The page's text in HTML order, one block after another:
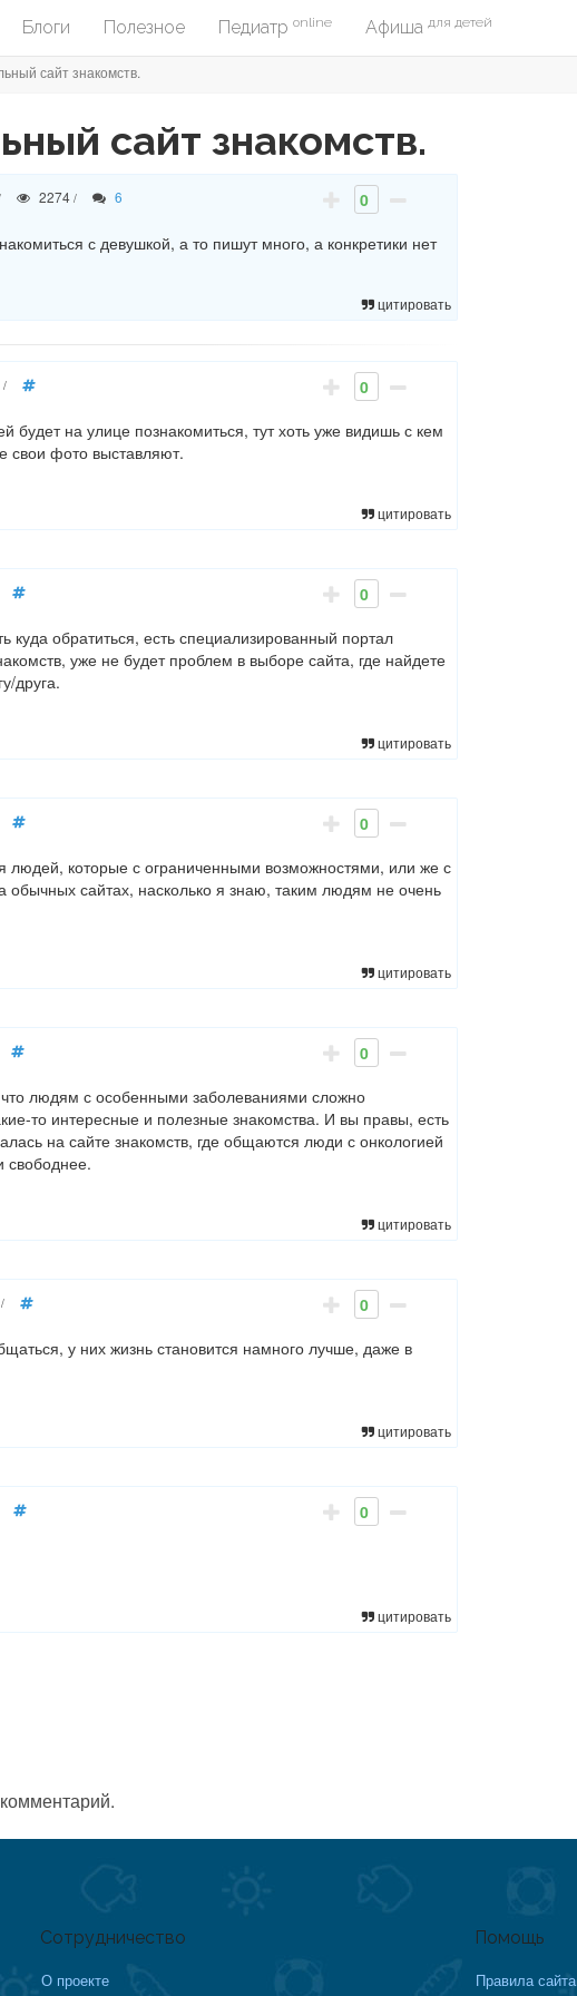
Блоги Полезное Педиатр online Афиша для детей
сайт знакомств.
сайт знакомств.
2274 / 6
0
с девушкой, а то пишут много, а конкретики нет
цитировать
/
0
будет на улице познакомиться, тут хоть уже видишь с кем
свои фото выставляют.
цитировать
0
куда обратиться, есть специализированный портал
уже не будет проблем в выборе сайта, где найдете
друга.
цитировать
0
людей, которые с ограниченными возможностями, или же с
сайтах, насколько я знаю, таким людям не очень
цитировать
0
людям с особенными заболеваниями сложно
то интересные и полезные знакомства. И вы правы, есть
на сайте знакомств, где общаются люди с онкологией
свободнее.
цитировать
/
0
у них жизнь становится намного лучше, даже в
цитировать
0
цитировать
Сотрудничество
О проекте
Помощь
Правила сайта